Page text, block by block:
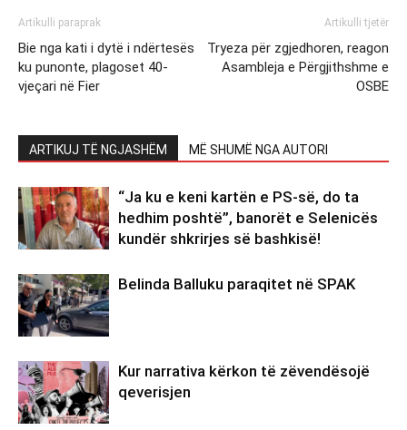
Artikulli paraprak
Bie nga kati i dytë i ndërtesës
ku punonte, plagoset 40-
vjeçari në Fier
Artikulli tjetër
Tryeza për zgjedhoren, reagon
Asambleja e Përgjithshme e
OSBE
ARTIKUJ TË NGJASHËM MË SHUMË NGA AUTORI
“Ja ku e keni kartën e PS-së, do ta
hedhim poshtë”, banorët e Selenicës
kundër shkrirjes së bashkisë!
Belinda Balluku paraqitet në SPAK
Kur narrativa kërkon të zëvendësojë
qeverisjen